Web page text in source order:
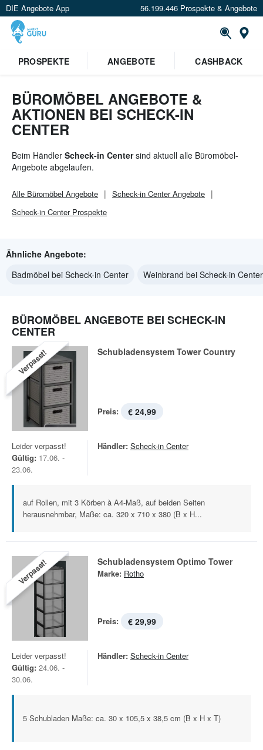
DIE Angebote App 56.199.446 Prospekte & Angebote
PROSPEKTE
ANGEBOTE CASHBACK
BÜROMÖBEL ANGEBOTE &
AKTIONEN BEI SCHECK-IN
CENTER
Beim Händler Scheck-in Centersind aktuell alle Büromöbel-
Angebote abgelaufen.
Alle Büromöbel Angebote Scheck-in CenterAngebote
Scheck-in CenterProspekte
Ähnliche Angebote:
Badmöbel bei Scheck-in Center
Weinbrand bei Scheck-in Center
BÜROMÖBEL ANGEBOTE BEI SCHECK-IN
CENTER
Verpasst! Schubladensystem Tower Country
Preis: € 24,99
Leider verpasst!
Gültig: 17.06. -
23.06.
Händler: Scheck-in Center
auf Rollen, mit 3 Körben à A4-Maß, auf beiden Seiten
herausnehmbar, Maße: ca. 320 x 710 x 380 (B x H...
Verpasst! Schubladensystem Optimo Tower
Marke: Rotho
Preis: € 29,99
Leider verpasst!
Gültig: 24.06. -
30.06.
Händler: Scheck-in Center
5 Schubladen Maße: ca. 30 x 105,5 x 38,5 cm (B x H x T)